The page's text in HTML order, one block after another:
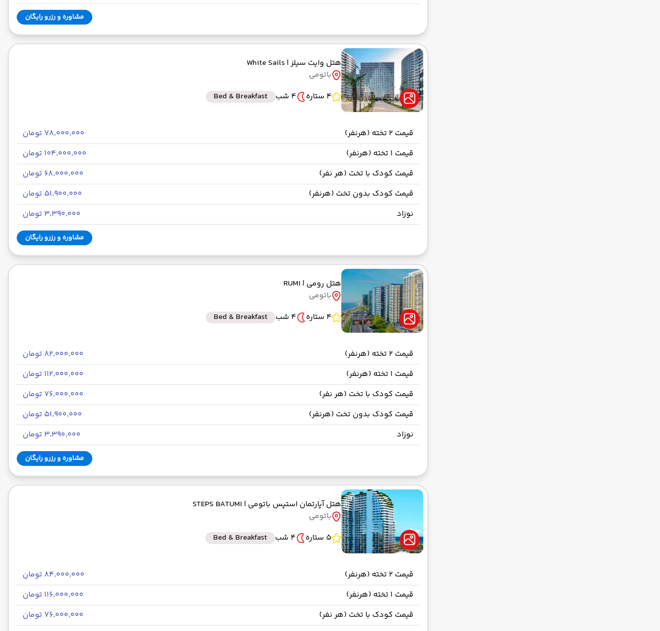
مشاوره و رزرو رایگان
هتل وایت سیلز| White Sails
باتومی
4 ستاره
4 شب Bed & Breakfast
قیمت 2 تخته (هرنفر)
۷۸٬۰۰۰٬۰۰۰ تومان
قیمت 1 تخته (هرنفر)
۱۰۴٬۰۰۰٬۰۰۰ تومان
قیمت کودک با تخت (هر نفر)
۶۸٬۰۰۰٬۰۰۰ تومان
قیمت کودک بدون تخت (هرنفر)
۵۱٬۹۰۰٬۰۰۰ تومان
نوزاد
۳٬۳۹۰٬۰۰۰ تومان
مشاوره و رزرو رایگان
هتل رومی | RUMI
باتومی
4 ستاره
4 شب Bed & Breakfast
قیمت 2 تخته (هرنفر)
۸۲٬۰۰۰٬۰۰۰ تومان
قیمت 1 تخته (هرنفر)
۱۱۲٬۰۰۰٬۰۰۰ تومان
قیمت کودک با تخت (هر نفر)
۷۶٬۰۰۰٬۰۰۰ تومان
قیمت کودک بدون تخت (هرنفر)
۵۱٬۹۰۰٬۰۰۰ تومان
نوزاد
۳٬۳۹۰٬۰۰۰ تومان
مشاوره و رزرو رایگان
هتل آپارتمان استپس باتومی | STEPS BATUMI
باتومی
5 ستاره
4 شب Bed & Breakfast
قیمت 2 تخته (هرنفر)
۸۴٬۰۰۰٬۰۰۰ تومان
قیمت 1 تخته (هرنفر)
۱۱۶٬۰۰۰٬۰۰۰ تومان
قیمت کودک با تخت (هر نفر)
۷۶٬۰۰۰٬۰۰۰ تومان